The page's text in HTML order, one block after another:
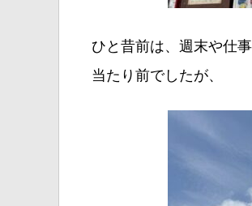
ひと昔前は、週末や仕
当たり前でしたが、